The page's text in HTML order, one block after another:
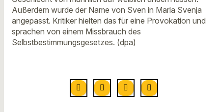
Außerdem wurde der Name von Sven in Marla Svenja
angepasst. Kritiker hielten das für eine Provokation und
sprachen von einem Missbrauch des
Selbstbestimmungsgesetzes. (dpa)